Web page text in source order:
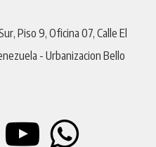
Piso 9, Oficina 07, Calle El
- Urbanizacion Bello